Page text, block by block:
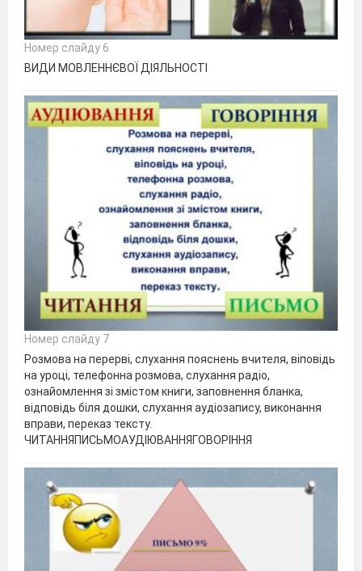
Номер слайду 6
ВИДИ МОВЛЕННЄВОЇ ДІЯЛЬНОСТІ
Номер слайду 7
Розмова на перерві, слухання пояснень вчителя, віповідь
на уроці, телефонна розмова, слухання радіо,
ознайомлення зі змістом книги, заповнення бланка,
відповідь біля дошки, слухання аудіозапису, виконання
вправи, переказ тексту.
ЧИТАННЯПИСЬМОАУДІЮВАННЯГОВОРІННЯ